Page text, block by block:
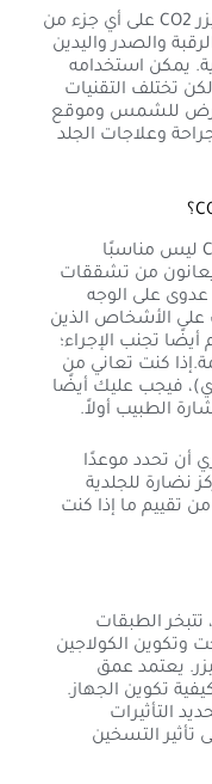
يمكن استخدام العلاج بالفراكشنال ليزر CO2 على أي جزء من
والصدر واليدين
يمكن استخدامه
تختلف التقنيات
للشمس وموقع
وعلاجات الجلد
لسوء الحظ، فإن الفراكشنال ليزر CO2 ليس مناسبًا
من تشققات
على الوجه
على الأشخاص الذين
أيضًا تجنب الإجراء؛
كنت تعاني من
فيجب عليك أيضًا
الطبيب أولاً.
أن تحدد موعدًا
نضارة للجلدية
تقييم ما إذا كنت
تتبخر الطبقات
وتكوين الكولاجين
يعتمد عمق
تكوين الجهاز.
التأثيرات
تأثير التسخين